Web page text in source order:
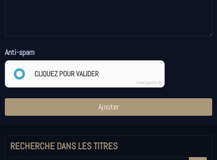
Anti-spam
CLIQUEZ POUR VALIDER
IconCaptcha ©
Ajouter
RECHERCHE DANS LES TITRES